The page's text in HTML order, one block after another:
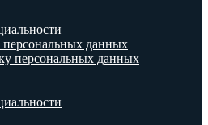
данных
персональных данных